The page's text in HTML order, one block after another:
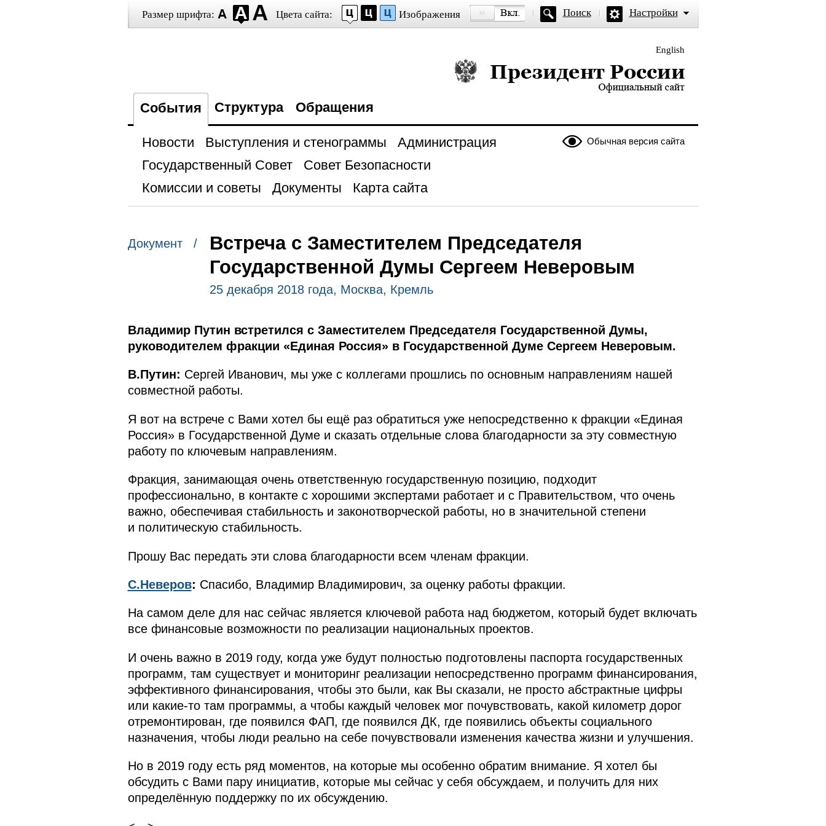
Размер шрифта: Цвета сайта: Изображения Поиск Настройки
English
Президент России — официальный сайт
События Структура Обращения
Обычная версия сайта
Новости Выступления и стенограммы
Администрация
Государственный Совет
Совет Безопасности
Комиссии и советы
Документы Карта сайта
Документ /
Встреча с Заместителем Председателя
Государственной Думы Сергеем Неверовым
25 декабря 2018 года, Москва, Кремль
Владимир Путин встретился с Заместителем Председателя Государственной Думы,
руководителем фракции «Единая Россия» в Государственной Думе Сергеем Неверовым.
В.Путин: Сергей Иванович, мы уже с коллегами прошлись по основным направлениям нашей
совместной работы.
Я вот на встрече с Вами хотел бы ещё раз обратиться уже непосредственно к фракции «Единая
Россия» в Государственной Думе и сказать отдельные слова благодарности за эту совместную
работу по ключевым направлениям.
Фракция, занимающая очень ответственную государственную позицию, подходит
профессионально, в контакте с хорошими экспертами работает и с Правительством, что очень
важно, обеспечивая стабильность и законотворческой работы, но в значительной степени
и политическую стабильность.
Прошу Вас передать эти слова благодарности всем членам фракции.
С.Неверов: Спасибо, Владимир Владимирович, за оценку работы фракции.
На самом деле для нас сейчас является ключевой работа над бюджетом, который будет включать
все финансовые возможности по реализации национальных проектов.
И очень важно в 2019 году, когда уже будут полностью подготовлены паспорта государственных
программ, там существует и мониторинг реализации непосредственно программ финансирования,
эффективного финансирования, чтобы это были, как Вы сказали, не просто абстрактные цифры
или какие-то там программы, а чтобы каждый человек мог почувствовать, какой километр дорог
отремонтирован, где появился ФАП, где появился ДК, где появились объекты социального
назначения, чтобы люди реально на себе почувствовали изменения качества жизни и улучшения.
Но в 2019 году есть ряд моментов, на которые мы особенно обратим внимание. Я хотел бы
обсудить с Вами пару инициатив, которые мы сейчас у себя обсуждаем, и получить для них
определённую поддержку по их обсуждению.